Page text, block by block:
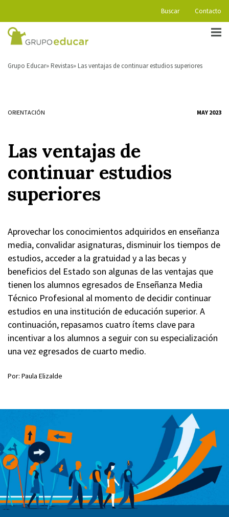
Buscar Contacto
Grupo Educar Revistas Las ventajas de continuar estudios superiores
ORIENTACIÓN MAY 2023
Las ventajas de
continuar estudios
superiores
Aprovechar los conocimientos adquiridos en enseñanza
media, convalidar asignaturas, disminuir los tiempos de
estudios, acceder a la gratuidad y a las becas y
beneficios del Estado son algunas de las ventajas que
tienen los alumnos egresados de Enseñanza Media
Técnico Profesional al momento de decidir continuar
estudios en una institución de educación superior. A
continuación, repasamos cuatro ítems clave para
incentivar a los alumnos a seguir con su especialización
una vez egresados de cuarto medio.
Por: Paula Elizalde